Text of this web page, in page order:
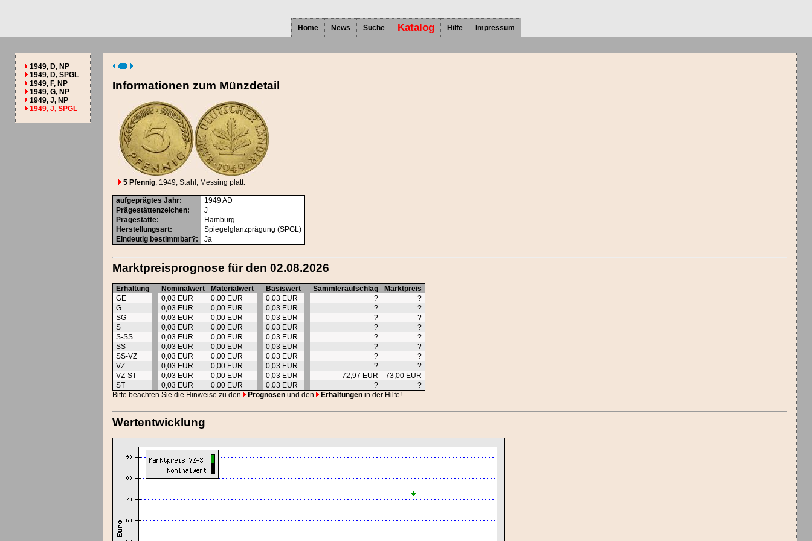
Home News Suche Katalog Hilfe Impressum
1949, D, NP
1949, D, SPGL
1949, F, NP
1949, G, NP
1949, J, NP
1949, J, SPGL
Informationen zum Münzdetail
5 Pfennig, 1949, Stahl, Messing platt.
aufgeprägtes Jahr: 1949AD
Prägestättenzeichen:
J
Prägestätte:
Hamburg
Herstellungsart:
Spiegelglanzprägung (SPGL)
Eindeutig bestimmbar?: Ja
Marktpreisprognose für den 02.08.2026
Erhaltung Nominalwert Materialwert Basiswert Sammleraufschlag
Marktpreis
GE
0,03 EUR 0,00 EUR 0,03 EUR ?
?
G
0,03 EUR 0,00 EUR 0,03 EUR ?
?
SG
0,03 EUR 0,00 EUR 0,03 EUR ?
?
S
0,03 EUR 0,00 EUR 0,03 EUR ?
?
S-SS
0,03 EUR 0,00 EUR 0,03 EUR ?
?
SS
0,03 EUR 0,00 EUR 0,03 EUR ?
?
SS-VZ
0,03 EUR 0,00 EUR 0,03 EUR ?
?
VZ
0,03 EUR 0,00 EUR 0,03 EUR ?
?
VZ-ST
0,03 EUR 0,00 EUR 0,03 EUR 72,97 EUR
73,00 EUR
ST
0,03 EUR 0,00 EUR 0,03 EUR ?
?
Bitte beachten Sie die Hinweise zu den
Prognosen und den Erhaltungen in der Hilfe!
Wertentwicklung